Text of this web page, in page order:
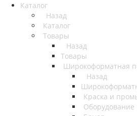
Каталог
Назад
Каталог
Товары
Назад
Товары
Широкоформатная
Назад
Краска и
Оборудование